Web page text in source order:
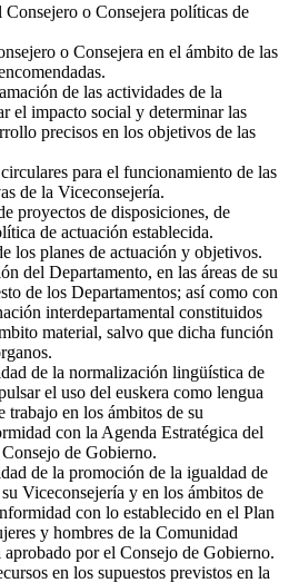
o Consejera políticas de
o Consejera en el ámbito de las
de las actividades de la
el impacto social y determinar las
precisos en los objetivos de las
para el funcionamiento de las
de la Viceconsejería.
proyectos de disposiciones, de
de actuación establecida.
los planes de actuación y objetivos.
del Departamento, en las áreas de su
de los Departamentos; así como con
interdepartamental constituidos
material, salvo que dicha función
de la normalización lingüística de
el uso del euskera como lengua
trabajo en los ámbitos de su
con la Agenda Estratégica del
de Gobierno.
de la promoción de la igualdad de
Viceconsejería y en los ámbitos de
con lo establecido en el Plan
y hombres de la Comunidad
por el Consejo de Gobierno.
en los supuestos previstos en la